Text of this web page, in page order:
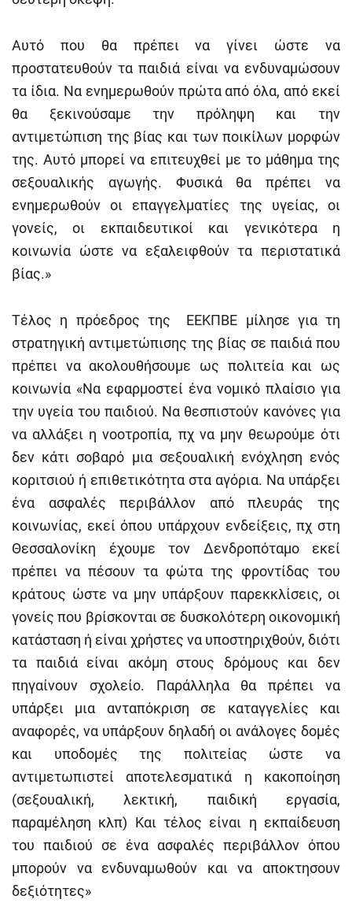
Αυτό που θα πρέπει να γίνει ώστε να
προστατευθούν τα παιδιά είναι να ενδυναμώσουν
τα ίδια. Να ενημερωθούν πρώτα από όλα, από εκεί
θα ξεκινούσαμε την πρόληψη και την
αντιμετώπιση της βίας και των ποικίλων μορφών
της. Αυτό μπορεί να επιτευχθεί με το μάθημα της
σεξουαλικής αγωγής. Φυσικά θα πρέπει να
ενημερωθούν οι επαγγελματίες της υγείας, οι
γονείς, οι εκπαιδευτικοί και γενικότερα η
κοινωνία ώστε να εξαλειφθούν τα περιστατικά
βίας.»
Τέλος η πρόεδρος της ΕΕΚΠΒΕ μίλησε για τη
στρατηγική αντιμετώπισης της βίας σε παιδιά που
πρέπει να ακολουθήσουμε ως πολιτεία και ως
κοινωνία «Να εφαρμοστεί ένα νομικό πλαίσιο για
την υγεία του παιδιού. Να θεσπιστούν κανόνες για
να αλλάξει η νοοτροπία, πχ να μην θεωρούμε ότι
δεν κάτι σοβαρό μια σεξουαλική ενόχληση ενός
κοριτσιού ή επιθετικότητα στα αγόρια. Να υπάρξει
ένα ασφαλές περιβάλλον από πλευράς της
κοινωνίας, εκεί όπου υπάρχουν ενδείξεις, πχ στη
Θεσσαλονίκη έχουμε τον Δενδροπόταμο εκεί
πρέπει να πέσουν τα φώτα της φροντίδας του
κράτους ώστε να μην υπάρξουν παρεκκλίσεις, οι
γονείς που βρίσκονται σε δυσκολότερη οικονομική
κατάσταση ή είναι χρήστες να υποστηριχθούν, διότι
τα παιδιά είναι ακόμη στους δρόμους και δεν
πηγαίνουν σχολείο. Παράλληλα θα πρέπει να
υπάρξει μια ανταπόκριση σε καταγγελίες και
αναφορές, να υπάρξουν δηλαδή οι ανάλογες δομές
και υποδομές της πολιτείας ώστε να
αντιμετωπιστεί αποτελεσματικά η κακοποίηση
(σεξουαλική, λεκτική, παιδική εργασία,
παραμέληση κλπ) Και τέλος είναι η εκπαίδευση
του παιδιού σε ένα ασφαλές περιβάλλον όπου
μπορούν να ενδυναμωθούν και να αποκτησουν
δεξιότητες»